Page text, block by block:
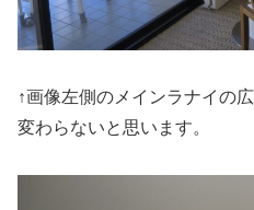
↑画像左側のメインラナイの
変わらないと思います。